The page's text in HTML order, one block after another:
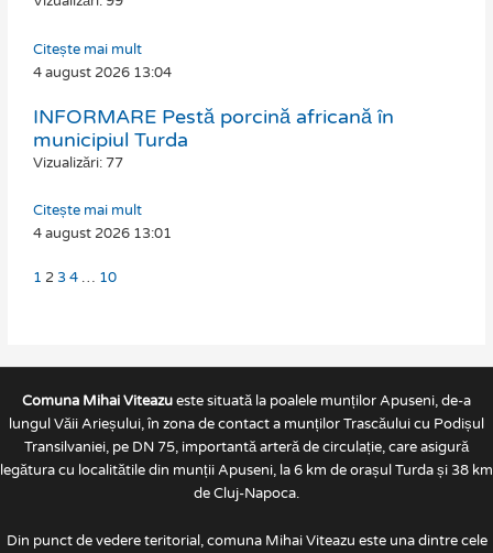
Citește mai mult
4 august 2026 13:04
INFORMARE Pestă porcină africană în
municipiul Turda
Vizualizări: 77
Citește mai mult
4 august 2026 13:01
1 2 3 4 … 10
Comuna Mihai Viteazueste situată la poalele munților Apuseni, de-a
lungul Văii Arieșului, în zona de contact a munților Trascăului cu Podișul
Transilvaniei, pe DN 75, importantă arteră de circulație, care asigură
legătura cu localitătile din munții Apuseni, la 6 km de orașul Turda și 38 km
de Cluj-Napoca.
Din punct de vedere teritorial, comuna Mihai Viteazu este una dintre cele